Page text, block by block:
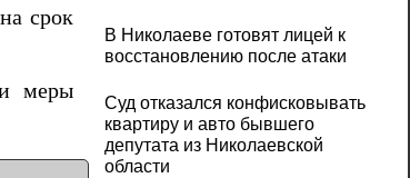
срок
меры
В Николаеве готовят лицей к
восстановлению после атаки
Суд отказался конфисковывать
квартиру и авто бывшего
депутата из Николаевской
области